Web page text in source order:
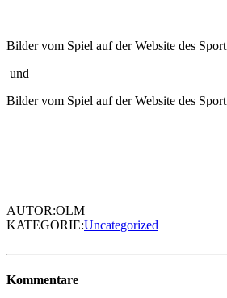
Bilder vom Spiel auf der Website des
und
Bilder vom Spiel auf der Website des
AUTOR:OLM
KATEGORIE:Uncategorized
Kommentare